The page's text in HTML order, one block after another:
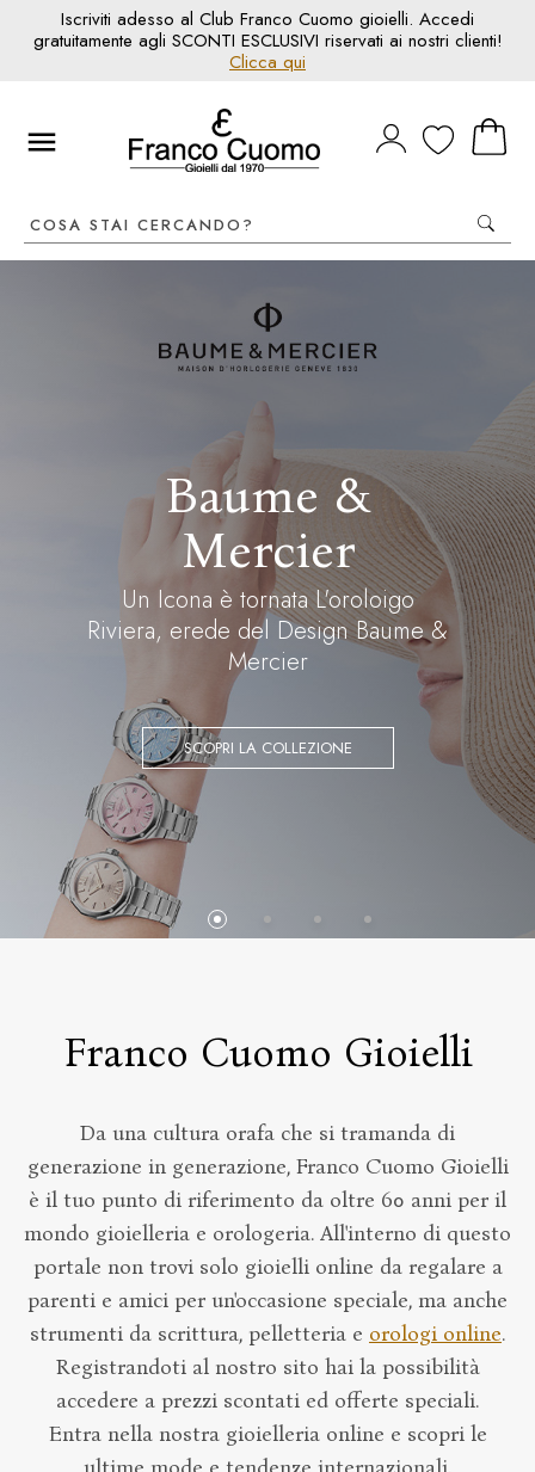
Iscriviti adesso al Club Franco Cuomo gioielli. Accedi
gratuitamente agli SCONTI ESCLUSIVI riservati ai nostri clienti!
Clicca qui
Scopri il catalogo completo di Seiko
CLICCA QUI
Franco Cuomo Gioielli
Da una cultura orafa che si tramanda di
generazione in generazione, Franco Cuomo Gioielli
è il tuo punto di riferimento da oltre 60 anni per il
mondo gioielleria e orologeria. All'interno di questo
portale non trovi solo gioielli online da regalare a
parenti e amici per un'occasione speciale, ma anche
strumenti da scrittura, pelletteria e orologi online.
Registrandoti al nostro sito hai la possibilità
accedere a prezzi scontati ed offerte speciali.
Entra nella nostra gioielleria online e scopri le